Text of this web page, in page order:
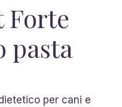
Forte
pasta
per cani e